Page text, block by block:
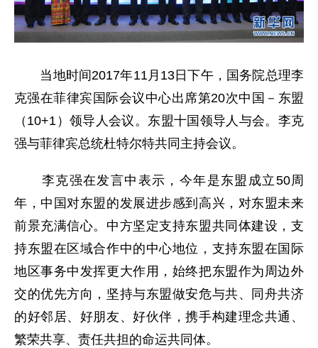
当地时间2017年11月13日下午，国务院总理李
克强在菲律宾国际会议中心出席第20次中国－东盟
（10+1）领导人会议。东盟十国领导人与会。李克
强与菲律宾总统杜特尔特共同主持会议。
李克强在发言中表示，今年是东盟成立50周
年，中国对东盟的发展进步感到高兴，对东盟未来
前景充满信心。中方坚定支持东盟共同体建设，支
持东盟在区域合作中的中心地位，支持东盟在国际
地区事务中发挥更大作用，始终把东盟作为周边外
交的优先方向，坚持与东盟做安危与共、同舟共济
的好邻居、好朋友、好伙伴，携手构建理念共通、
繁荣共享、责任共担的命运共同体。